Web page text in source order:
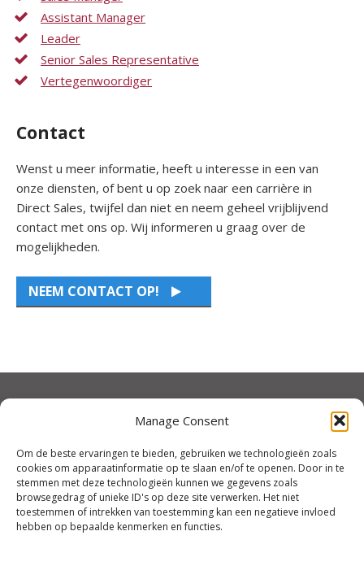
Manage Consent
Om de beste ervaringen te bieden, gebruiken we technologieën zoals
cookies om apparaatinformatie op te slaan en/of te openen. Door in te
stemmen met deze technologieën kunnen we gegevens zoals
browsegedrag of unieke ID's op deze site verwerken. Het niet
toestemmen of intrekken van toestemming kan een negatieve invloed
hebben op bepaalde kenmerken en functies.
Assistant Manager
Leader
Senior Sales Representative
Vertegenwoordiger
Contact
Wenst u meer informatie, heeft u interesse in een van
onze diensten, of bent u op zoek naar een carrière in
Direct Sales, twijfel dan niet en neem geheel vrijblijvend
contact met ons op. Wij informeren u graag over de
mogelijkheden.
NEEM CONTACT OP!
CONTACT NEDERLAND
Granton Marketing B.V.
info@gmsf.nl
+31 (0) 79 3429696
CONTACT BELGIË